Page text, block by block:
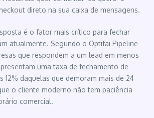
direto na sua caixa de mensagens.
é o fator mais crítico para fechar
atualmente. Segundo o Optifai Pipeline
que respondem a um lead em menos
uma taxa de fechamento de
12% daquelas que demoram mais de 24
o cliente moderno não tem paciência
comercial.